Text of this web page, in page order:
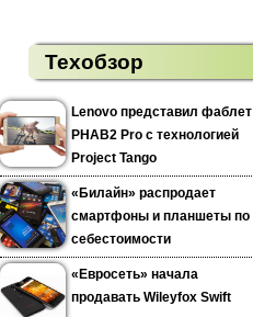
Техобзор
Lenovo представил фаблет
PHAB2 Pro с технологией
Project Tango
«Билайн» распродает
смартфоны и планшеты по
себестоимости
«Евросеть» начала
продавать Wileyfox Swift